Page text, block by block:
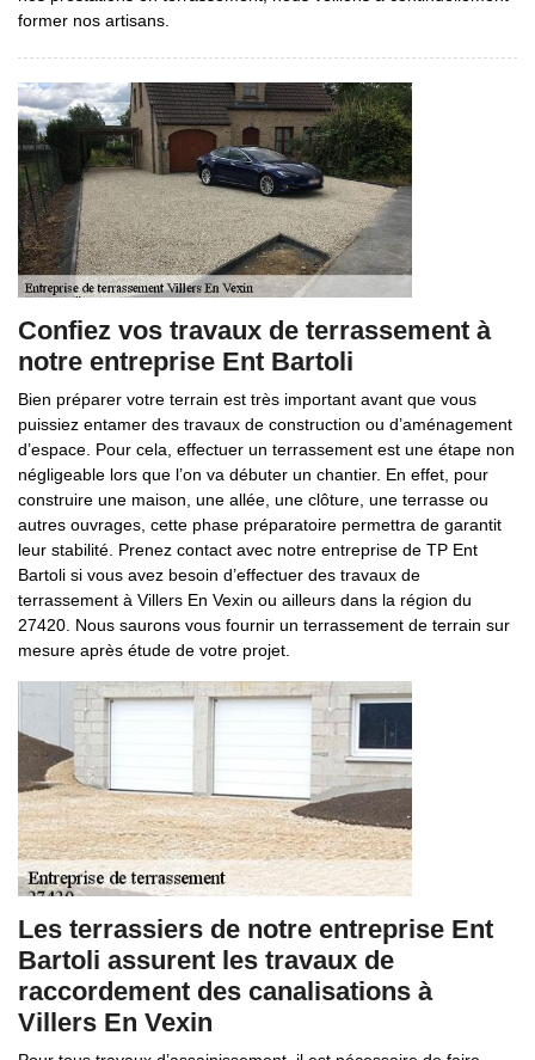
former nos artisans.
Confiez vos travaux de terrassement à
notre entreprise Ent Bartoli
Bien préparer votre terrain est très important avant que vous
puissiez entamer des travaux de construction ou d’aménagement
d’espace. Pour cela, effectuer un terrassement est une étape non
négligeable lors que l’on va débuter un chantier. En effet, pour
construire une maison, une allée, une clôture, une terrasse ou
autres ouvrages, cette phase préparatoire permettra de garantit
leur stabilité. Prenez contact avec notre entreprise de TP Ent
Bartoli si vous avez besoin d’effectuer des travaux de
terrassement à Villers En Vexin ou ailleurs dans la région du
27420. Nous saurons vous fournir un terrassement de terrain sur
mesure après étude de votre projet.
Les terrassiers de notre entreprise Ent
Bartoli assurent les travaux de
raccordement des canalisations à
Villers En Vexin